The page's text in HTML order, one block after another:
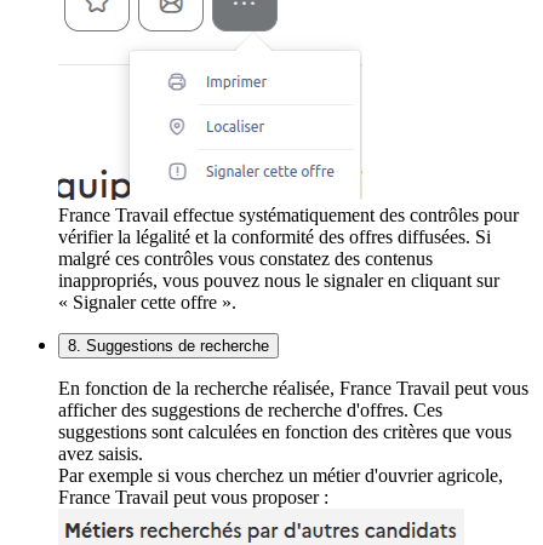
France Travail effectue systématiquement des contrôles pour
vérifier la légalité et la conformité des offres diffusées. Si
malgré ces contrôles vous constatez des contenus
inappropriés, vous pouvez nous le signaler en cliquant sur
« Signaler cette offre ».
8. Suggestions de recherche
En fonction de la recherche réalisée, France Travail peut vous
afficher des suggestions de recherche d'offres. Ces
suggestions sont calculées en fonction des critères que vous
avez saisis.
Par exemple si vous cherchez un métier d'ouvrier agricole,
France Travail peut vous proposer :